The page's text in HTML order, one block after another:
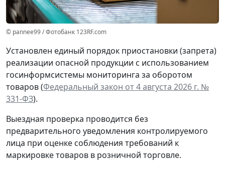
© pannee99 / Фотобанк 123RF.com
Установлен единый порядок приостановки (запрета)
реализации опасной продукции с использованием
госинформсистемы мониторинга за оборотом
товаров (Федеральный закон от 4 августа 2026 г. №
331-ФЗ).
Выездная проверка проводится без
предварительного уведомления контролируемого
лица при оценке соблюдения требований к
маркировке товаров в розничной торговле.